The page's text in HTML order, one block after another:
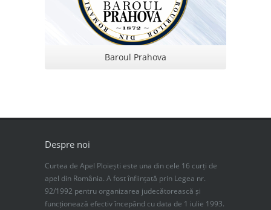
Baroul Prahova
Despre noi
Curtea de Apel Ploiești este una din cele 16 curți de
apel din România. A fost înființată prin Legea nr.
92/1992 pentru organizarea judecătorească și
funcționează efectiv începând cu data de 1 iulie 1993.